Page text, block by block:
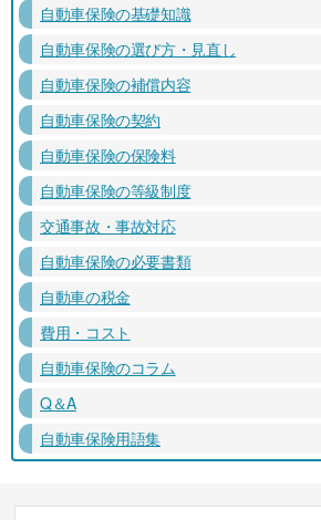
自動車保険の基礎知識
自動車保険の選び方・見直し
自動車保険の補償内容
自動車保険の契約
自動車保険の保険料
自動車保険の等級制度
交通事故・事故対応
自動車保険の必要書類
自動車の税金
費用・コスト
自動車保険のコラム
Q＆A
自動車保険用語集